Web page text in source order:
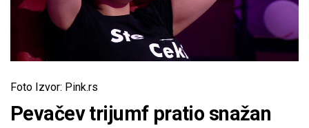
Foto Izvor: Pink.rs
Pevačev trijumf pratio snažan